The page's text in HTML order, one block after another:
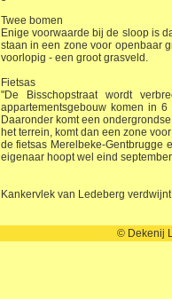
Twee bomen
Enige voorwaarde bij de sloop is
staan in een zone voor openbaar
voorlopig - een groot grasveld.
Fietsas
"De Bisschopstraat wordt
appartementsgebouw komen in
Daaronder komt een
het terrein, komt dan een zone
de fietsas Merelbeke-Gentbrugge
eigenaar hoopt wel eind
Kankervlek van Ledeberg
© Dekenij Ledeberg